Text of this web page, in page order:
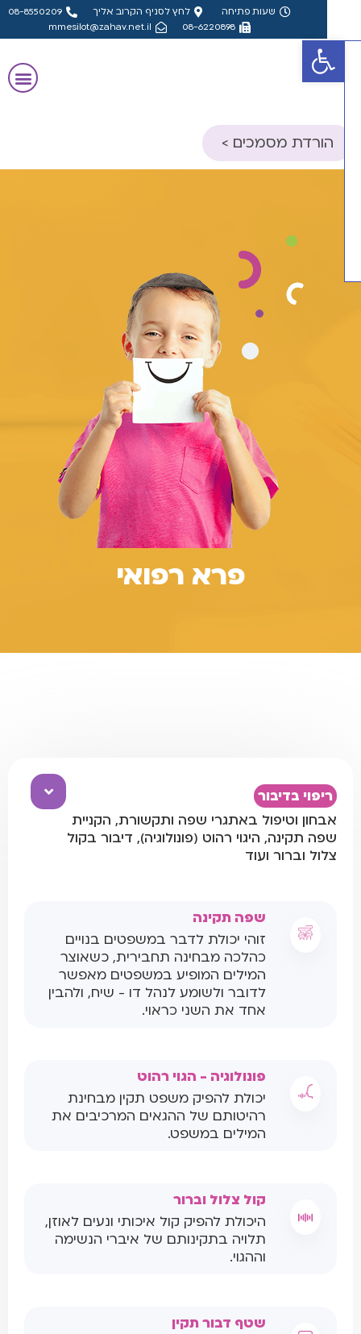
פתח סרגל נגישות
שעות פתיחה לחץ לסניף הקרוב אליך
08-8550209
08-6220898
mmesilot@zahav.net.il
הורדת מסמכים >
שאלון הורה- אבחון
פסיכולוגי, פס"ד
טופס הסכמה לטיפול
טופס הורים גרושים
טופס הפניה לפסיכיאטר
פרא רפואי
ריפוי בדיבור
אבחון וטיפול באתגרי שפה ותקשורת, הקניית
שפה תקינה, היגוי רהוט (פונולוגיה), דיבור בקול
צלול וברור ועוד
שפה תקינה
זוהי יכולת לדבר במשפטים בנויים
כהלכה מבחינה תחבירית, כשאוצר
המילים המופיע במשפטים מאפשר
לדובר ולשומע לנהל דו - שיח, ולהבין
אחד את השני כראוי.
פונולוגיה - הגוי רהוט
יכולת להפיק משפט תקין מבחינת
רהיטותם של ההגאים המרכיבים את
המילים במשפט.
קול צלול וברור
היכולת להפיק קול איכותי ונעים לאוזן,
תלויה בתקינותם של איברי הנשימה
וההגוי.
שטף דבור תקין